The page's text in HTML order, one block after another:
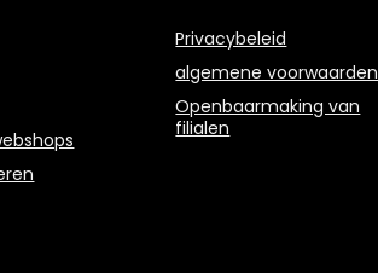
Privacybeleid
algemene voorwaarden
Openbaarmaking van
filialen